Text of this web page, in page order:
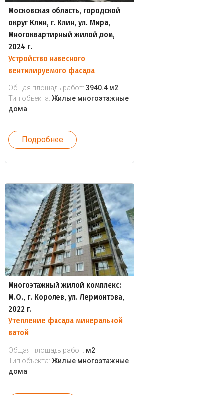
Московская область, городской
округ Клин, г. Клин, ул. Мира,
Многоквартирный жилой дом,
2024 г.
Устройство навесного
вентилируемого фасада
Общая площадь работ: 3940.4 м2
Тип объекта: Жилые многоэтажные
дома
Подробнее
Многоэтажный жилой комплекс:
М.О., г. Королев, ул. Лермонтова,
2022 г.
Утепление фасада минеральной
ватой
Общая площадь работ: м2
Тип объекта: Жилые многоэтажные
дома